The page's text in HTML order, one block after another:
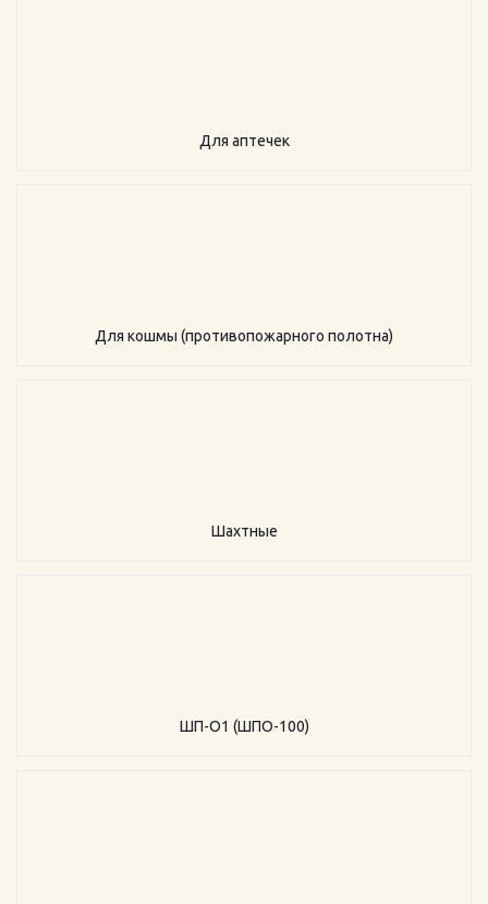
Для аптечек
Для кошмы (противопожарного полотна)
Шахтные
ШП-О1 (ШПО-100)